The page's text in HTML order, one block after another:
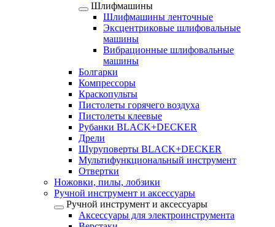
Шлифмашины
Шлифмашины ленточные
Эксцентриковые шлифовальные
машины
Вибрационные шлифовальные
машины
Болгарки
Компрессоры
Краскопульты
Пистолеты горячего воздуха
Пистолеты клеевые
Рубанки BLACK+DECKER
Дрели
Шуруповерты BLACK+DECKER
Мультифункциональный инструмент
Отвертки
Ножовки, пилы, лобзики
Ручной инструмент и аксессуары
Ручной инструмент и аксессуары
Аксессуары для электроинструмента